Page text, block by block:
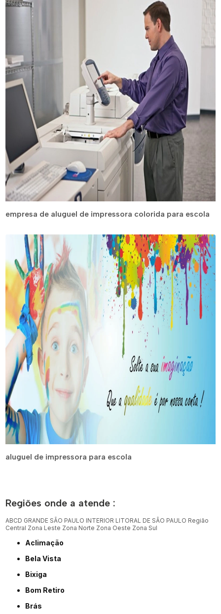
empresa de aluguel de impressora colorida para escola
aluguel de impressora para escola
Regiões onde a atende :
ABCD GRANDE SÃO PAULO INTERIOR LITORAL DE SÃO PAULO Região
Central Zona Leste Zona Norte Zona Oeste Zona Sul
Aclimação
Bela Vista
Bixiga
Bom Retiro
Brás